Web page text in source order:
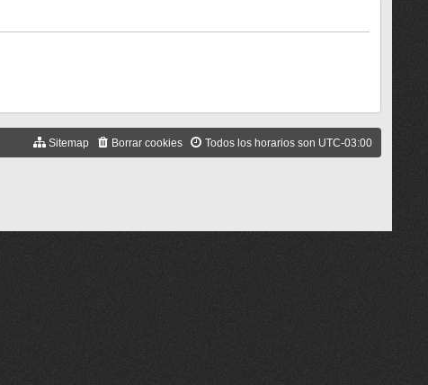
Todos los horarios son UTC-03:00
Borrar cookies
Sitemap